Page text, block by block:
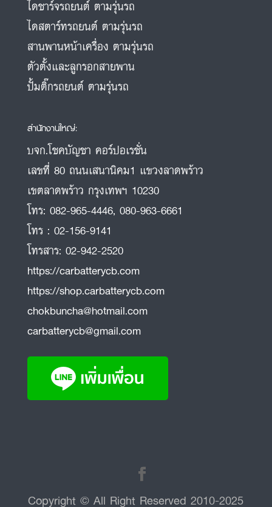
ไดชาร์จรถยนต์ ตามรุ่นรถ
ไดสตาร์ทรถยนต์ ตามรุ่นรถ
สานพานหน้าเครื่อง ตามรุ่นรถ
ตัวตั้งและลูกรอกสายพาน
ปั้มติ๊กรถยนต์ ตามรุ่นรถ
สำนักงานใหญ่:
บจก.โชคบัญชา คอร์ปอเรชั่น
เลขที่ 80 ถนนเสนานิคม1 แขวงลาดพร้าว
เขตลาดพร้าว กรุงเทพฯ 10230
โทร: 082-965-4446, 080-963-6661
โทร : 02-156-9141
โทรสาร: 02-942-2520
https://carbatterycb.com
https://shop.carbatterycb.com
chokbuncha@hotmail.com
carbatterycb@gmail.com
Copyright © All Right Reserved 2010-2025